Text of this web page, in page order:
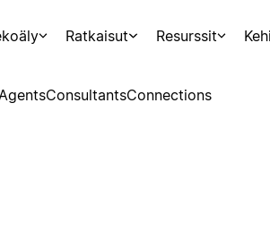
Ratkaisut Resurssit
ConsultantsConnections